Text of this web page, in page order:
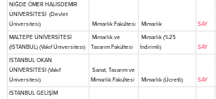
NİĞDE ÖMER HALİSDEMİR
ÜNİVERSİTESİ (Devlet
Üniversitesi)
Mimarlık Fakültesi Mimarlık SAY
MALTEPE ÜNİVERSİTESİ
(İSTANBUL) (Vakıf Üniversitesi)
Mimarlık ve
Tasarım Fakültesi
Mimarlık (%25
İndirimli)
SAY
İSTANBUL OKAN
ÜNİVERSİTESİ (Vakıf
Üniversitesi)
Sanat, Tasarım ve
Mimarlık Fakültesi
Mimarlık (Ücretli) SAY
İSTANBUL GELİŞİM